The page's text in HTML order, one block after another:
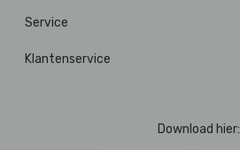
Service
Klantenservice
Download hier: